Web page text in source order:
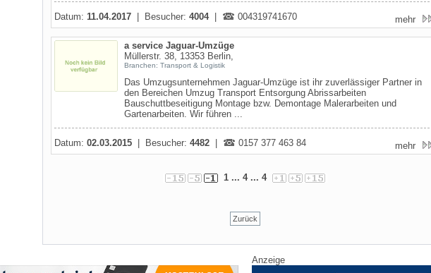
Datum: 11.04.2017 | Besucher: 4004| 004319741670 mehr
a service Jaguar-Umzüge
Müllerstr. 38, 13353 Berlin,
Branchen: Transport & Logistik
Das Umzugsunternehmen Jaguar-Umzüge ist ihr zuverlässiger Partner in
den Bereichen Umzug Transport Entsorgung Abrissarbeiten
Bauschuttbeseitigung Montage bzw. Demontage Malerarbeiten und
Gartenarbeiten. Wir führen ...
Datum: 02.03.2015 | Besucher: 4482 0157 377 463 84 mehr
1... 4 ... 4
Zurück
Anzeige